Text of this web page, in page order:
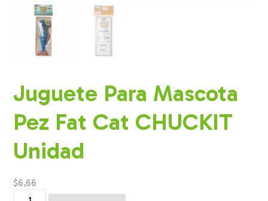
Juguete Para Mascota
Pez Fat Cat CHUCKIT
Unidad
$6,66